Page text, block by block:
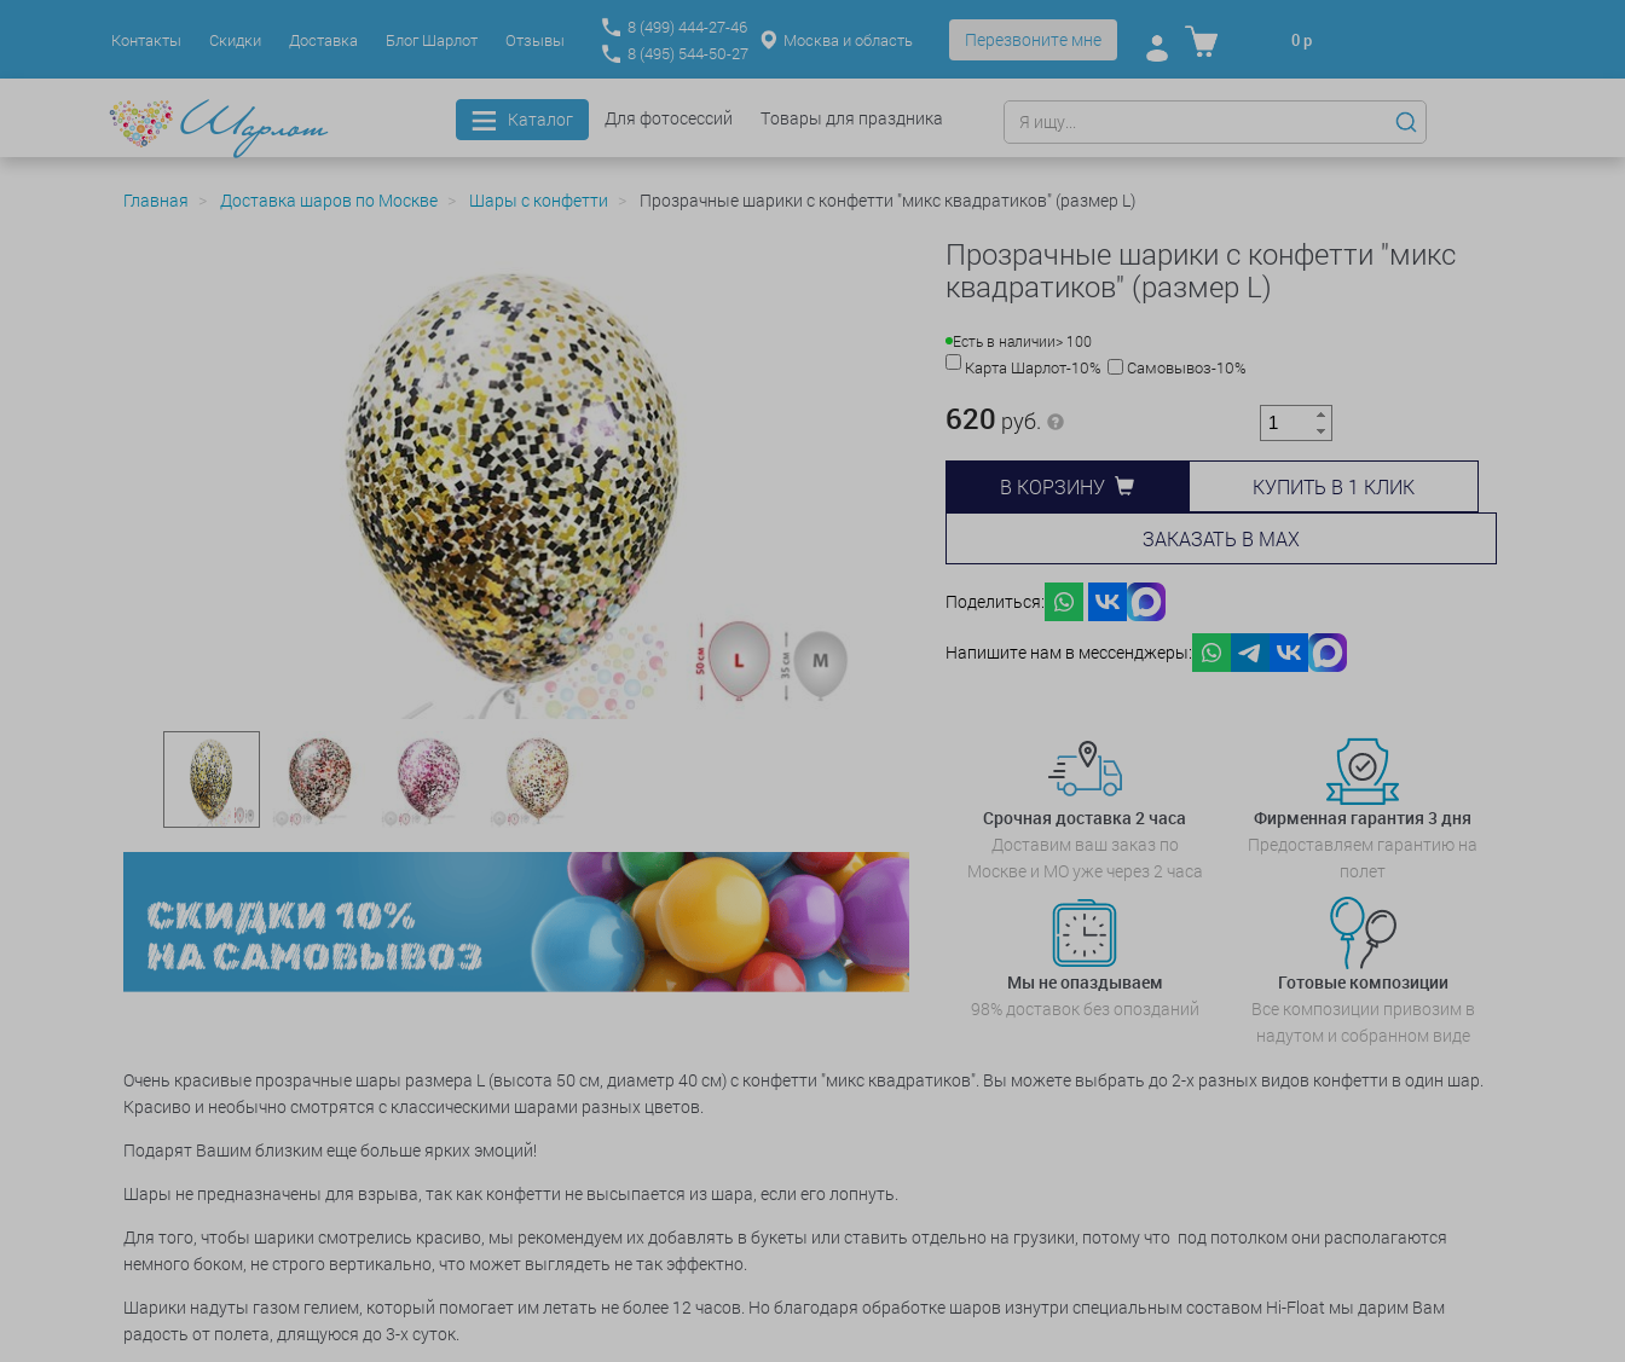
Контакты Скидки Доставка Блог Шарлот Отзывы
8 (499) 444-27-46
8 (495) 544-50-27
Москва и область Перезвоните мне 0р
Каталог Для фотосессий Товары для праздника
Главная Доставка шаров по Москве Шары с конфетти Прозрачные шарики с конфетти "микс квадратиков" (размер L)
Прозрачные шарики с конфетти "микс
квадратиков" (размер L)
Есть в наличии> 100
Карта Шарлот-10% Самовывоз-10%
620 руб.
В КОРЗИНУ КУПИТЬ В 1 КЛИК
ЗАКАЗАТЬ В MAX
Поделиться:
Напишите нам в мессенджеры:
Срочная доставка 2 часа
Доставим ваш заказ по
Москве и МО уже через 2 часа
Фирменная гарантия 3 дня
Предоставляем гарантию на
полет
Мы не опаздываем
98% доставок без опозданий
Готовые композиции
Все композиции привозим в
надутом и собранном виде
Очень красивые прозрачные шары размера L (высота 50 см, диаметр 40 см) с конфетти "микс квадратиков". Вы можете выбрать до 2-х разных видов конфетти в один шар.
Красиво и необычно смотрятся с классическими шарами разных цветов.
Подарят Вашим близким еще больше ярких эмоций!
Шары не предназначены для взрыва, так как конфетти не высыпается из шара, если его лопнуть.
Для того, чтобы шарики смотрелись красиво, мы рекомендуем их добавлять в букеты или ставить отдельно на грузики, потому что под потолком они располагаются
немного боком, не строго вертикально, что может выглядеть не так эффектно.
Шарики надуты газом гелием, который помогает им летать не более 12 часов. Но благодаря обработке шаров изнутри специальным составом Hi-Float мы дарим Вам
радость от полета, длящуюся до 3-х суток.